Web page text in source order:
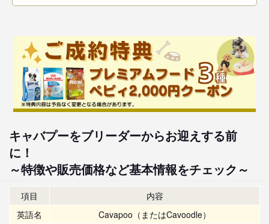
キャバプーをブリーダーからお迎えする前
に！
～特徴や販売価格など基本情報をチェック～
項目
内容
英語名
Cavapoo（またはCavoodle）